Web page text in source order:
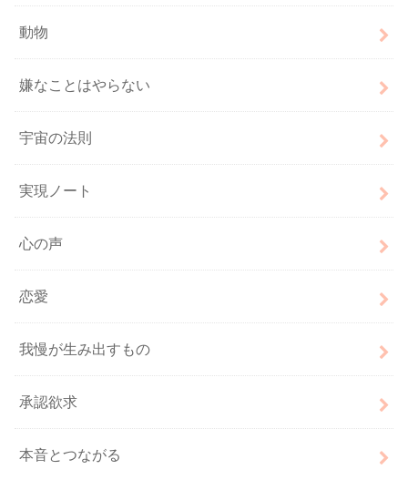
動物
嫌なことはやらない
宇宙の法則
実現ノート
心の声
恋愛
我慢が生み出すもの
承認欲求
本音とつながる